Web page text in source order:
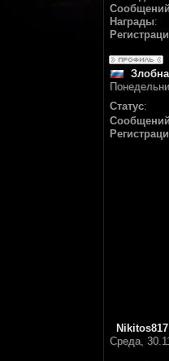
Сообщений
Награды:
Статус:
Сообщений
Nikitos817
Среда,